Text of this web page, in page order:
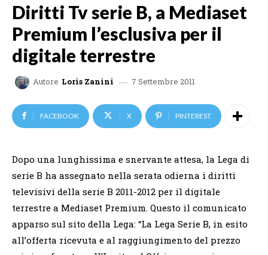
Diritti Tv serie B, a Mediaset
Premium l’esclusiva per il
digitale terrestre
Autore Loris Zanini 7 Settembre 2011
FACEBOOK X PINTEREST
Dopo una lunghissima e snervante attesa, la Lega di
serie B ha assegnato nella serata odierna i diritti
televisivi della serie B 2011-2012 per il digitale
terrestre a Mediaset Premium. Questo il comunicato
apparso sul sito della Lega: “La Lega Serie B, in esito
all’offerta ricevuta e al raggiungimento del prezzo